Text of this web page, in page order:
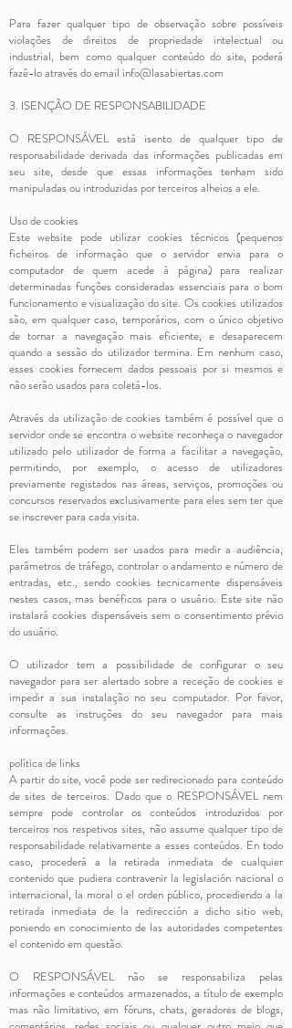
Para fazer qualquer tipo de observação sobre possíveis
violações de direitos de propriedade intelectual ou
industrial, bem como qualquer conteúdo do site, poderá
fazê-lo através do email info@lasabiertas.com
3. ISENÇÃO DE RESPONSABILIDADE
O RESPONSÁVEL está isento de qualquer tipo de
responsabilidade derivada das informações publicadas em
seu site, desde que essas informações tenham sido
manipuladas ou introduzidas por terceiros alheios a ele.
Uso de cookies
Este website pode utilizar cookies técnicos (pequenos
ficheiros de informação que o servidor envia para o
computador de quem acede à página) para realizar
determinadas funções consideradas essenciais para o bom
funcionamento e visualização do site. Os cookies utilizados
são, em qualquer caso, temporários, com o único objetivo
de tornar a navegação mais eficiente, e desaparecem
quando a sessão do utilizador termina. Em nenhum caso,
esses cookies fornecem dados pessoais por si mesmos e
não serão usados para coletá-los.
Através da utilização de cookies também é possível que o
servidor onde se encontra o website reconheça o navegador
utilizado pelo utilizador de forma a facilitar a navegação,
permitindo, por exemplo, o acesso de utilizadores
previamente registados nas áreas, serviços, promoções ou
concursos reservados exclusivamente para eles sem ter que
se inscrever para cada visita.
Eles também podem ser usados para medir a audiência,
parâmetros de tráfego, controlar o andamento e número de
entradas, etc., sendo cookies tecnicamente dispensáveis
nestes casos, mas benéficos para o usuário. Este site não
instalará cookies dispensáveis sem o consentimento prévio
do usuário.
O utilizador tem a possibilidade de configurar o seu
navegador para ser alertado sobre a receção de cookies e
impedir a sua instalação no seu computador. Por favor,
consulte as instruções do seu navegador para mais
informações.
política de links
A partir do site, você pode ser redirecionado para conteúdo
de sites de terceiros. Dado que o RESPONSÁVEL nem
sempre pode controlar os conteúdos introduzidos por
terceiros nos respetivos sites, não assume qualquer tipo de
responsabilidade relativamente a esses conteúdos. En todo
caso, procederá a la retirada inmediata de cualquier
contenido que pudiera contravenir la legislación nacional o
internacional, la moral o el orden público, procediendo a la
retirada inmediata de la redirección a dicho sitio web,
poniendo en conocimiento de las autoridades competentes
el contenido em questão.
O RESPONSÁVEL não se responsabiliza pelas
informações e conteúdos armazenados, a título de exemplo
mas não limitativo, em fóruns, chats, geradores de blogs,